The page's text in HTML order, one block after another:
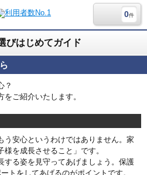
0件
びはじめてガイド
？
ご紹介いたします。
う安心というわけではありません。家
を成長させること」です。
する姿を見守ってあげましょう。保護
トをしてあげるのがポイントです。